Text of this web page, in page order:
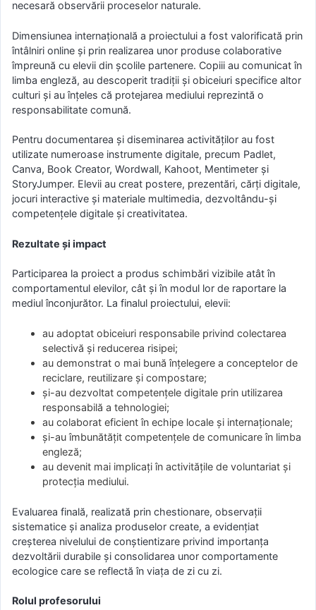
necesară observării proceselor naturale.
Dimensiunea internațională a proiectului a fost valorificată prin
întâlniri online și prin realizarea unor produse colaborative
împreună cu elevii din școlile partenere. Copiii au comunicat în
limba engleză, au descoperit tradiții și obiceiuri specifice altor
culturi și au înțeles că protejarea mediului reprezintă o
responsabilitate comună.
Pentru documentarea și diseminarea activităților au fost
utilizate numeroase instrumente digitale, precum Padlet,
Canva, Book Creator, Wordwall, Kahoot, Mentimeter și
StoryJumper. Elevii au creat postere, prezentări, cărți digitale,
jocuri interactive și materiale multimedia, dezvoltându-și
competențele digitale și creativitatea.
Rezultate și impact
Participarea la proiect a produs schimbări vizibile atât în
comportamentul elevilor, cât și în modul lor de raportare la
mediul înconjurător. La finalul proiectului, elevii:
au adoptat obiceiuri responsabile privind colectarea
selectivă și reducerea risipei;
au demonstrat o mai bună înțelegere a conceptelor de
reciclare, reutilizare și compostare;
și-au dezvoltat competențele digitale prin utilizarea
responsabilă a tehnologiei;
au colaborat eficient în echipe locale și internaționale;
și-au îmbunătățit competențele de comunicare în limba
engleză;
au devenit mai implicați în activitățile de voluntariat și
protecția mediului.
Evaluarea finală, realizată prin chestionare, observații
sistematice și analiza produselor create, a evidențiat
creșterea nivelului de conștientizare privind importanța
dezvoltării durabile și consolidarea unor comportamente
ecologice care se reflectă în viața de zi cu zi.
Rolul profesorului